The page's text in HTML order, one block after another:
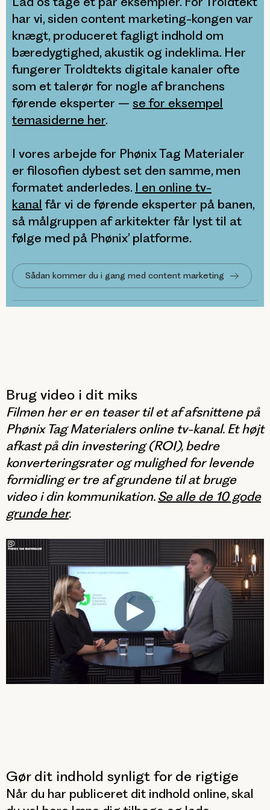
har vi, siden content marketing-kongen var
knægt, produceret fagligt indhold om
bæredygtighed, akustik og indeklima. Her
fungerer Troldtekts digitale kanaler ofte
som et talerør for nogle af branchens
førende eksperter – se for eksempel
temasiderne her.
I vores arbejde for Phønix Tag Materialer
er filosofien dybest set den samme, men
formatet anderledes. I en online tv-
kanal får vi de førende eksperter på banen,
så målgruppen af arkitekter får lyst til at
følge med på Phønix’ platforme.
Sådan kommer du i gang med content marketing
Brug video i dit miks
Filmen her er en teaser til et af afsnittene på
Phønix Tag Materialers online tv-kanal. Et højt
afkast på din investering (ROI), bedre
konverteringsrater og mulighed for levende
formidling er tre af grundene til at bruge
video i din kommunikation. Se alle de 10 gode
grunde her.
Gør dit indhold synligt for de rigtige
Når du har publiceret dit indhold online, skal